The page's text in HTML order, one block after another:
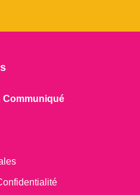
Communiqué